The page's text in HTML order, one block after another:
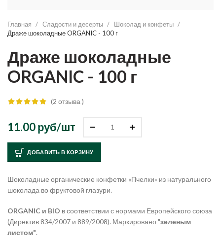
Главная Сладости и десерты
Шоколад и конфеты
Драже шоколадные ORGANIC - 100 г
Драже шоколадные
ORGANIC - 100 г
(2 отзыва )
11.00 руб/шт
ДОБАВИТЬ В КОРЗИНУ
Шоколадные органические конфетки «Пчелки» из натурального
шоколада во фруктовой глазури.
ORGANIC и BIO в соответствии с нормами Европейского союза
(Директив 834/2007 и 889/2008). Маркировано "зеленым
листом".